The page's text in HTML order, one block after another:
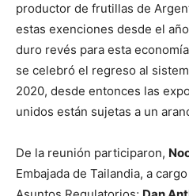
productor de frutillas de
estas exenciones desde el
duro revés para esta
se celebró el regreso al
2020, desde entonces las
unidos están sujetas a un
De la reunión participaron,
Embajada de Tailandia, a